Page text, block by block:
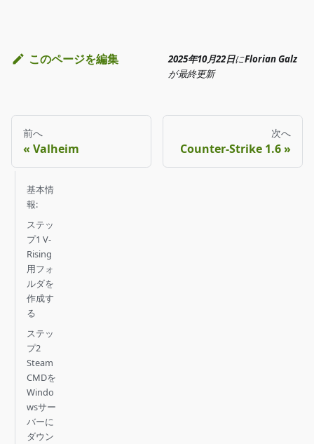
このページを編集 2025年10月22日にFlorian Galz
が最終更新
前へ
Valheim
次へ
Counter-Strike 1.6
基本情
報:
ステッ
プ1 V-
Rising
用フォ
ルダを
作成す
る
ステッ
プ2
Steam
CMDを
Windo
wsサー
バーに
ダウン